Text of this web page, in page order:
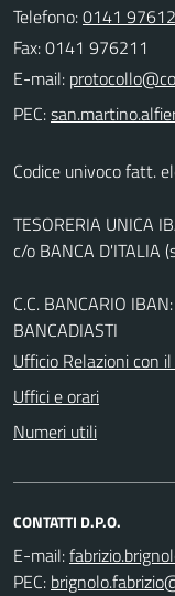
Telefono:0141
Fax: 0141 976211
E-mail:
PEC:
Codice univoco fatt.
TESORERIA UNICA
c/o BANCA D'ITALIA
C.C. BANCARIO
BANCADIASTI
Ufficio Relazioni con
Uffici e orari
Numeri utili
CONTATTI D.P.O.
E-mail:
PEC: